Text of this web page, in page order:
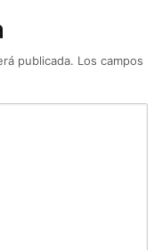
publicada. Los campos